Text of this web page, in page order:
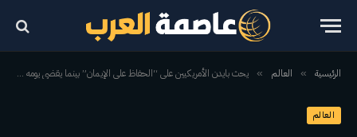
الرئيسية » العالم » يحث بايدن الأمريكيين على “الحفاظ على الإيمان” بينما يقضي يومه الأخير كرئيس في ولاية كارولينا الجنوبية
العالم